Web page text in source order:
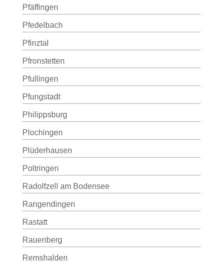
Pfäffingen
Pfedelbach
Pfinztal
Pfronstetten
Pfullingen
Pfungstadt
Philippsburg
Plochingen
Plüderhausen
Poltringen
Radolfzell am Bodensee
Rangendingen
Rastatt
Rauenberg
Remshalden